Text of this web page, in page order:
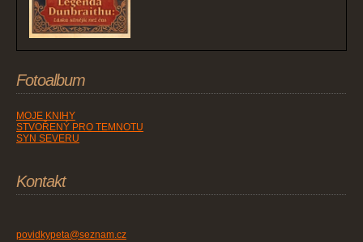
Fotoalbum
MOJE KNIHY
STVOŘENÝ PRO TEMNOTU
SYN SEVERU
Kontakt
povidkypeta@seznam.cz